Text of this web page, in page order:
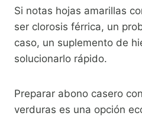
Si notas hojas amarillas
ser clorosis férrica, un
caso, un suplemento de
solucionarlo rápido.
Preparar abono casero
verduras es una opción